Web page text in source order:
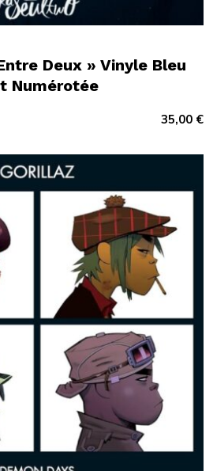
Deux » Vinyle Bleu
Numérotée
35,00 €